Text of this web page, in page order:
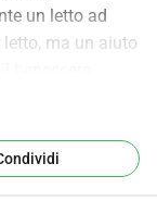
un letto ad
ma un aiuto
che lo
generali a